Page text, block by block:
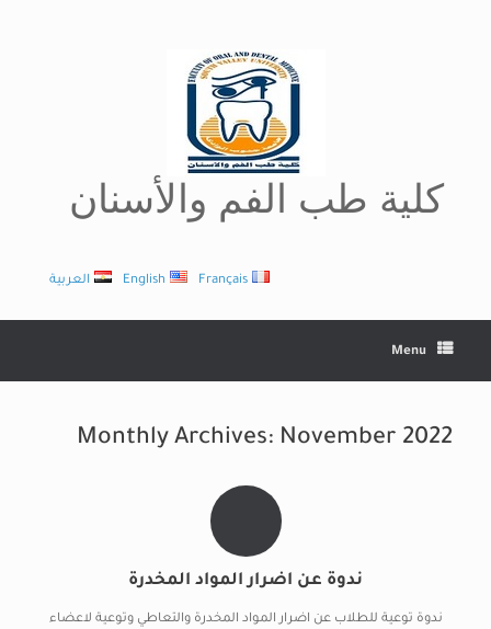
كلية طب الفم والأسنان
العربية English Français
Menu
Monthly Archives: November 2022
ندوة عن اضرار المواد المخدرة
ندوة توعية للطلاب عن اضرار المواد المخدرة والتعاطي وتوعية لاعضاء